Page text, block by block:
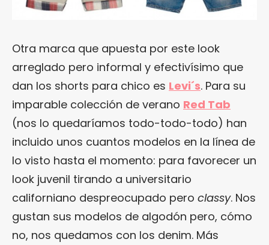
Otra marca que apuesta por este look
arreglado pero informal y efectivísimo que
dan los shorts para chico es Levi´s. Para su
imparable colección de verano Red Tab
(nos lo quedaríamos todo-todo-todo) han
incluido unos cuantos modelos en la línea de
lo visto hasta el momento: para favorecer un
look juvenil tirando a universitario
californiano despreocupado pero classy. Nos
gustan sus modelos de algodón pero, cómo
no, nos quedamos con los denim. Más